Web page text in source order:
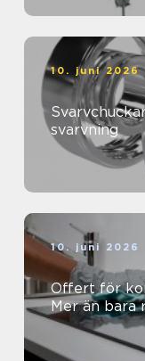
10. juni 2026
Svarvchuckar hjärtat i effektiv och
svarvning
10. juni 2026
Offert för
Mer än bara